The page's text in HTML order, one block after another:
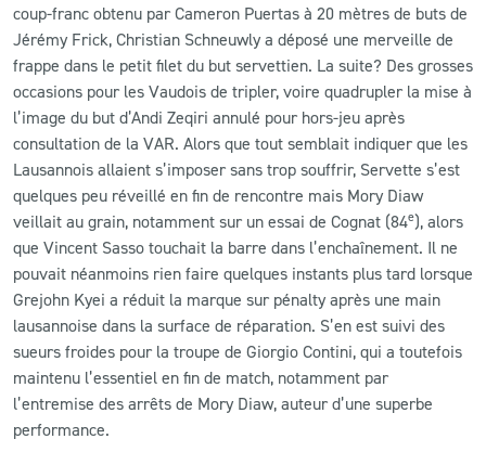
coup-franc obtenu par Cameron Puertas à 20 mètres de buts de
Jérémy Frick, Christian Schneuwly a déposé une merveille de
frappe dans le petit filet du but servettien. La suite? Des grosses
occasions pour les Vaudois de tripler, voire quadrupler la mise à
l’image du but d’Andi Zeqiri annulé pour hors-jeu après
consultation de la VAR. Alors que tout semblait indiquer que les
Lausannois allaient s’imposer sans trop souffrir, Servette s’est
quelques peu réveillé en fin de rencontre mais Mory Diaw
veillait au grain, notamment sur un essai de Cognat (84e), alors
que Vincent Sasso touchait la barre dans l’enchaînement. Il ne
pouvait néanmoins rien faire quelques instants plus tard lorsque
Grejohn Kyei a réduit la marque sur pénalty après une main
lausannoise dans la surface de réparation. S’en est suivi des
sueurs froides pour la troupe de Giorgio Contini, qui a toutefois
maintenu l’essentiel en fin de match, notamment par
l’entremise des arrêts de Mory Diaw, auteur d’une superbe
performance.